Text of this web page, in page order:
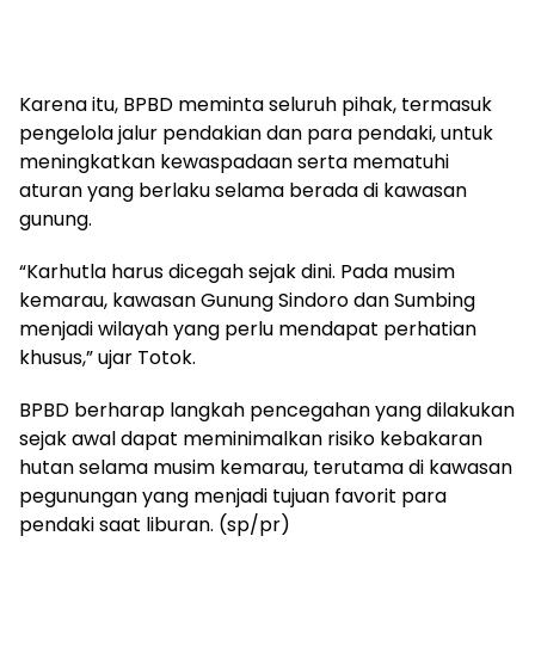
Karena itu, BPBD meminta seluruh pihak, termasuk
pengelola jalur pendakian dan para pendaki, untuk
meningkatkan kewaspadaan serta mematuhi
aturan yang berlaku selama berada di kawasan
gunung.
“Karhutla harus dicegah sejak dini. Pada musim
kemarau, kawasan Gunung Sindoro dan Sumbing
menjadi wilayah yang perlu mendapat perhatian
khusus,” ujar Totok.
BPBD berharap langkah pencegahan yang dilakukan
sejak awal dapat meminimalkan risiko kebakaran
hutan selama musim kemarau, terutama di kawasan
pegunungan yang menjadi tujuan favorit para
pendaki saat liburan. (sp/pr)